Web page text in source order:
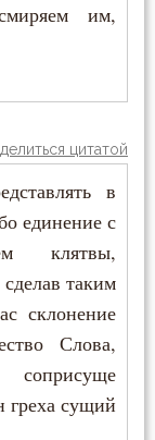
им,
цитатой
в
единение с
клятвы,
таким
склонение
Слова,
соприсуще
греха сущий